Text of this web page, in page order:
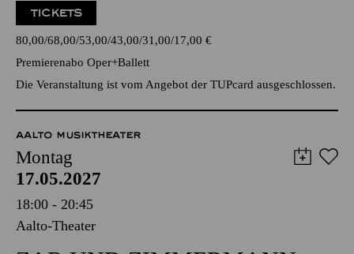
TICKETS
80,00 68,00 53,00 43,00 31,00 17,00 €
Premierenabo Oper+Ballett
Die Veranstaltung ist vom Angebot der TUPcard ausgeschlossen.
AALTO MUSIKTHEATER
Montag
17.05.2027
18:00 - 20:45
Aalto-Theater